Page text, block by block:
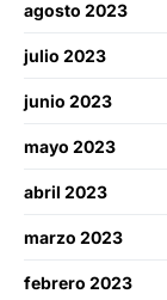
agosto 2023
julio 2023
junio 2023
mayo 2023
abril 2023
marzo 2023
febrero 2023